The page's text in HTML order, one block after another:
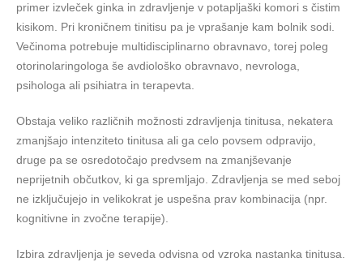
primer izvleček ginka in zdravljenje v potapljaški komori s čistim
kisikom. Pri kroničnem tinitisu pa je vprašanje kam bolnik sodi.
Večinoma potrebuje multidisciplinarno obravnavo, torej poleg
otorinolaringologa še avdiološko obravnavo, nevrologa,
psihologa ali psihiatra in terapevta.
Obstaja veliko različnih možnosti zdravljenja tinitusa, nekatera
zmanjšajo intenziteto tinitusa ali ga celo povsem odpravijo,
druge pa se osredotočajo predvsem na zmanjševanje
neprijetnih občutkov, ki ga spremljajo. Zdravljenja se med seboj
ne izključujejo in velikokrat je uspešna prav kombinacija (npr.
kognitivne in zvočne terapije).
Izbira zdravljenja je seveda odvisna od vzroka nastanka tinitusa.